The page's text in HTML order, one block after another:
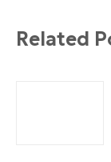
Related